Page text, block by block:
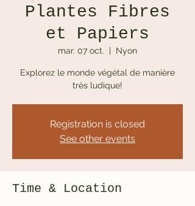
Plantes Fibres
et Papiers
mar. 07 oct.
  |
Nyon
Explorez le monde végétal de manière
très ludique!
Registration is closed
See other events
Time & Location